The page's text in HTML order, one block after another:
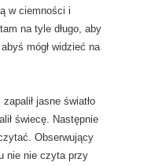
w ciemności i
na tyle długo, aby
mógł widzieć na
jasne światło
świecę. Następnie
Obserwujący
nie nie czyta przy